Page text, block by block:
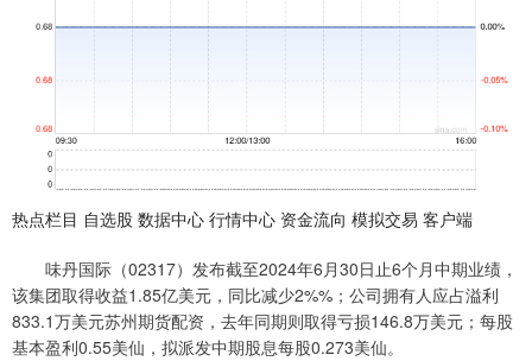
热点栏目 自选股 数据中心 行情中心 资金流向 模拟交易 客户端
味丹国际（02317）发布截至2024年6月30日止6个月中期业绩，
该集团取得收益1.85亿美元，同比减少2%%；公司拥有人应占溢利
833.1万美元苏州期货配资，去年同期则取得亏损146.8万美元；每股
基本盈利0.55美仙，拟派发中期股息每股0.273美仙。